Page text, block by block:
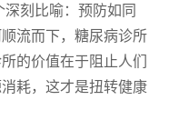
深刻比喻：预防如同
流而下，糖尿病诊所
的价值在于阻止人们
耗，这才是扭转健康